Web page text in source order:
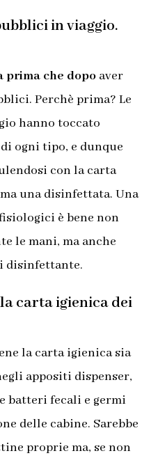
in viaggio.
prima che dopo aver
Perchè prima? Le
hanno toccato
ogni tipo, e dunque
con la carta
una disinfettata. Una
è bene non
le mani, ma anche
disinfettante.
carta igienica dei
la carta igienica sia
appositi dispenser,
batteri fecali e germi
delle cabine. Sarebbe
proprie ma, se non